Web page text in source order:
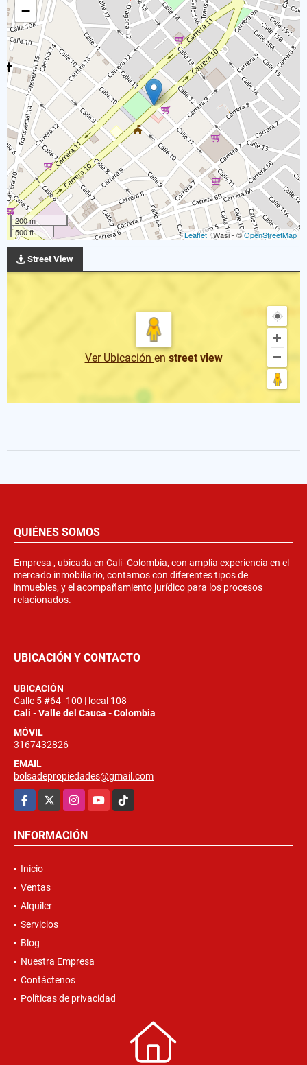
−
200 m
500 ft
Leaflet| Wasi - ©OpenStreetMap
Street View
Ver Ubicación en street view
QUIÉNES SOMOS
Empresa , ubicada en Cali- Colombia, con amplia experiencia en el
mercado inmobiliario, contamos con diferentes tipos de
inmuebles, y el acompañamiento jurídico para los procesos
relacionados.
UBICACIÓN Y CONTACTO
UBICACIÓN
Calle 5 #64 -100 | local 108
Cali - Valle del Cauca - Colombia
MÓVIL
3167432826
EMAIL
bolsadepropiedades@gmail.com
Facebook
InstagramYouTubeTikTok
INFORMACIÓN
Inicio
Ventas
Alquiler
Servicios
Blog
Nuestra Empresa
Contáctenos
Políticas de privacidad